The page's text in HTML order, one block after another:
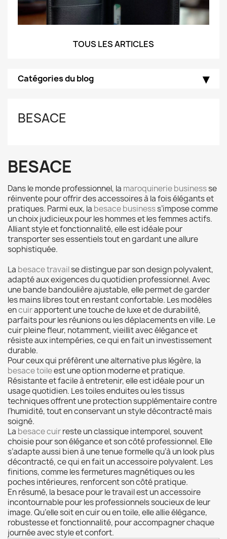
TOUS LES ARTICLES
Catégories du blog
BESACE
BESACE
Dans le monde professionnel, la maroquinerie businessse
réinvente pour offrir des accessoires à la fois élégants et
pratiques. Parmi eux, la besace businesss’impose comme
un choix judicieux pour les hommes et les femmes actifs.
Alliant style et fonctionnalité, elle est idéale pour
transporter ses essentiels tout en gardant une allure
sophistiquée.
La besace travailse distingue par son design polyvalent,
adapté aux exigences du quotidien professionnel. Avec
une bande bandoulière ajustable, elle permet de garder
les mains libres tout en restant confortable. Les modèles
encuirapportent une touche de luxe et de durabilité,
parfaits pour les réunions ou les déplacements en ville. Le
cuir pleine fleur, notamment, vieillit avec élégance et
résiste aux intempéries, ce qui en fait un investissement
durable.
Pour ceux qui préfèrent une alternative plus légère, la
besace toileest une option moderne et pratique.
Résistante et facile à entretenir, elle est idéale pour un
usage quotidien. Les toiles enduites ou les tissus
techniques offrent une protection supplémentaire contre
l’humidité, tout en conservant un style décontracté mais
soigné.
La besace cuirreste un classique intemporel, souvent
choisie pour son élégance et son côté professionnel. Elle
s’adapte aussi bien à une tenue formelle qu’à un look plus
décontracté, ce qui en fait un accessoire polyvalent. Les
finitions, comme les fermetures magnétiques ou les
poches intérieures, renforcent son côté pratique.
En résumé, la besace pour le travail est un accessoire
incontournable pour les professionnels soucieux de leur
image. Qu’elle soit en cuir ou en toile, elle allie élégance,
robustesse et fonctionnalité, pour accompagner chaque
journée avec style et confort.